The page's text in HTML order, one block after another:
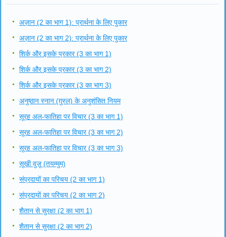
अज़ान (2 का भाग 1): प्रार्थना के लिए पुकार
अज़ान (2 का भाग 2): प्रार्थना के लिए पुकार
शिर्क और इसके प्रकार (3 का भाग 1)
शिर्क और इसके प्रकार (3 का भाग 2)
शिर्क और इसके प्रकार (3 का भाग 3)
अनुष्ठान स्नान (ग़ुस्ल) के अनुशंसित नियम
सूरह अल-फातिहा पर विचार (3 का भाग 1)
सूरह अल-फातिहा पर विचार (3 का भाग 2)
सूरह अल-फातिहा पर विचार (3 का भाग 3)
सूखी वुज़ू (तयम्मुम)
संप्रदायों का परिचय (2 का भाग 1)
संप्रदायों का परिचय (2 का भाग 2)
शैतान से सुरक्षा (2 का भाग 1)
शैतान से सुरक्षा (2 का भाग 2)